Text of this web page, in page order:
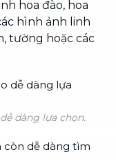
hoa đào, hoa
hình ảnh linh
tường hoặc các
dàng lựa chọn.